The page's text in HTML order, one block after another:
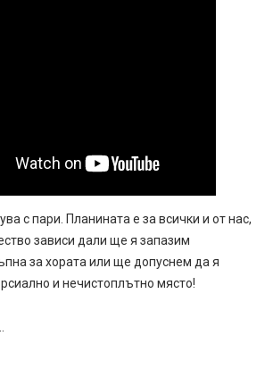
с пари. Планината е за всички и от нас,
зависи дали ще я запазим
за хората или ще допуснем да я
и нечистоплътно място!